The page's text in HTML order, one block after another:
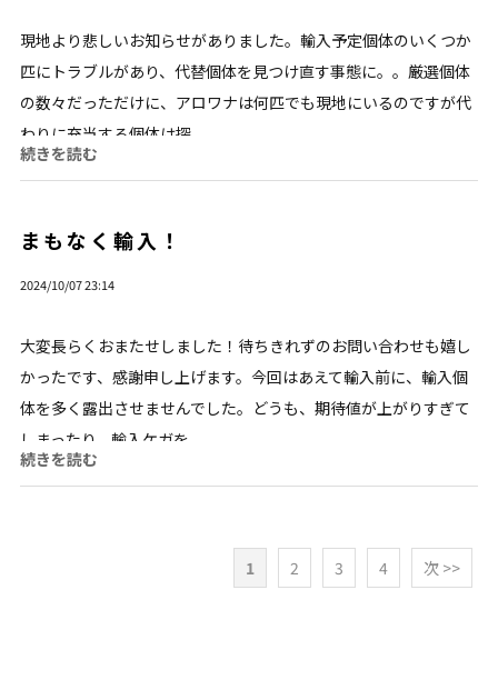
現地より悲しいお知らせがありました。輸入予定個体のいくつか
匹にトラブルがあり、代替個体を見つけ直す事態に。。厳選個体
の数々だっただけに、アロワナは何匹でも現地にいるのですが代
わりに充当する個体は探...
続きを読む
まもなく輸入！
2024/10/07 23:14
大変長らくおまたせしました！待ちきれずのお問い合わせも嬉し
かったです、感謝申し上げます。今回はあえて輸入前に、輸入個
体を多く露出させませんでした。どうも、期待値が上がりすぎて
しまったり、輸入ケガを...
続きを読む
1 2 3 4 次 >>